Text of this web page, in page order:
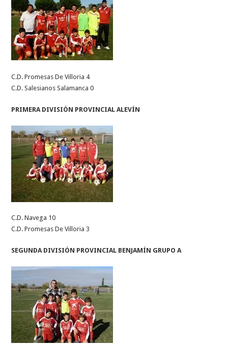
C.D. Promesas De Villoria 4
C.D. Salesianos Salamanca 0
PRIMERA DIVISIÓN PROVINCIAL ALEVÍN
C.D. Navega 10
C.D. Promesas De Villoria 3
SEGUNDA DIVISIÓN PROVINCIAL BENJAMÍN GRUPO A